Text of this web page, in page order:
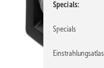
Specials
Specials
Einstrahlungsatlas